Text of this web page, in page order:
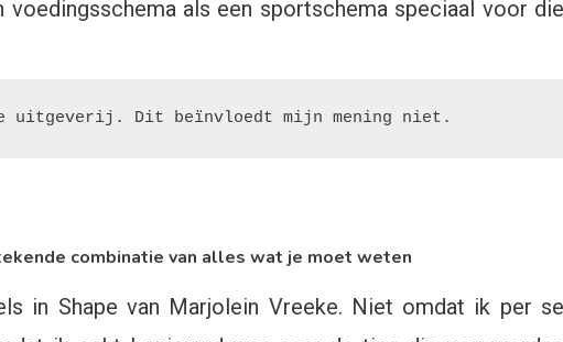
als een sportschema speciaal voor die
uitgeverij. Dit beïnvloedt mijn mening niet.
combinatie van alles wat je moet weten
in Shape van Marjolein Vreeke. Niet omdat ik per se